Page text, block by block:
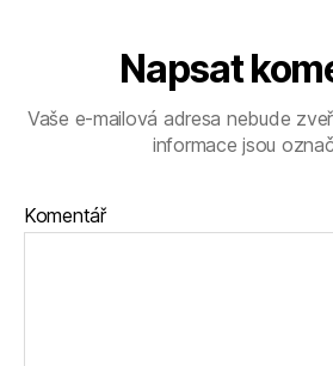
Napsat
Vaše e-mailová adresa nebude
informace jsou
Komentář